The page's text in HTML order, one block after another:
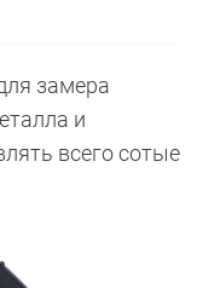
замера
и
всего сотые